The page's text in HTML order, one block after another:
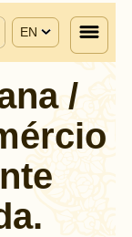
EN
/